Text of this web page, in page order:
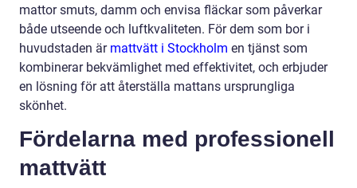
mattor smuts, damm och envisa fläckar som påverkar
både utseende och luftkvaliteten. För dem som bor i
huvudstaden är mattvätt i Stockholm en tjänst som
kombinerar bekvämlighet med effektivitet, och erbjuder
en lösning för att återställa mattans ursprungliga
skönhet.
Fördelarna med professionell
mattvätt